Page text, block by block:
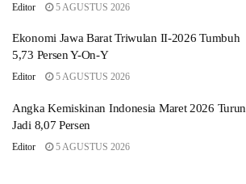
Editor 5 AGUSTUS 2026
Ekonomi Jawa Barat Triwulan II-2026 Tumbuh
5,73 Persen Y-On-Y
Editor 5 AGUSTUS 2026
Angka Kemiskinan Indonesia Maret 2026 Turun
Jadi 8,07 Persen
Editor 5 AGUSTUS 2026